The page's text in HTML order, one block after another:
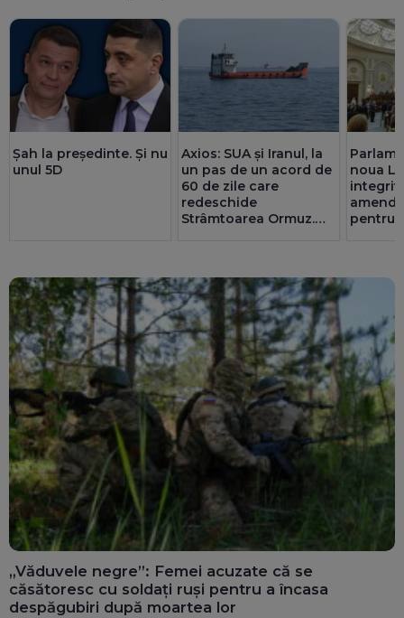
Șah la președinte. Și nu
unul 5D
Axios: SUA și Iranul, la
un pas de un acord de
60 de zile care
redeschide
Strâmtoarea Ormuz.
noua
pentru
„Văduvele negre”: Femei acuzate că se
căsătoresc cu soldați ruși pentru a încasa
despăgubiri după moartea lor